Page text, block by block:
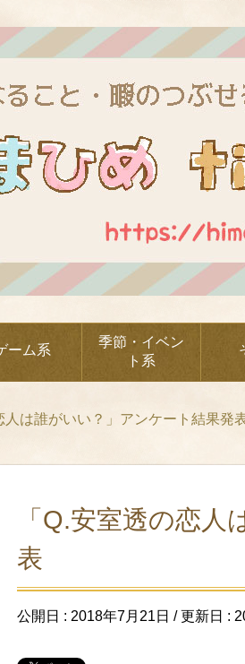
ーム系
季節・イベン
ト系
人は誰がいい？」アンケート結果発
「Q.安室透の恋
表
公開日 : 2018年7月21日 / 更新日 :